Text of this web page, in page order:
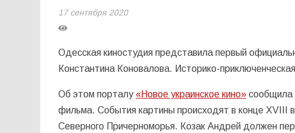
17 сентября 2020
Одесская киностудия представила первый
Константина Коновалова. Историко-
Об этом порталу «Новое украинское кино» сообщила
фильма. События картины происходят в конце XVIII
Северного Причерноморья. Козак Андрей должен